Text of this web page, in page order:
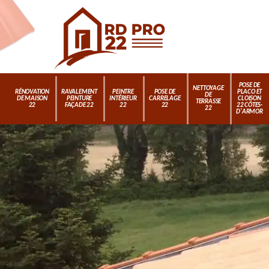
RÉNOVATION
DE MAISON
22
RAVALEMENT
PEINTURE
FAÇADE 22
PEINTRE
INTÉRIEUR
22
POSE DE
CARRELAGE
22
NETTOYAGE
DE
TERRASSE
22
POSE DE
PLACO ET
CLOISON
22 CÔTES-
D'ARMOR